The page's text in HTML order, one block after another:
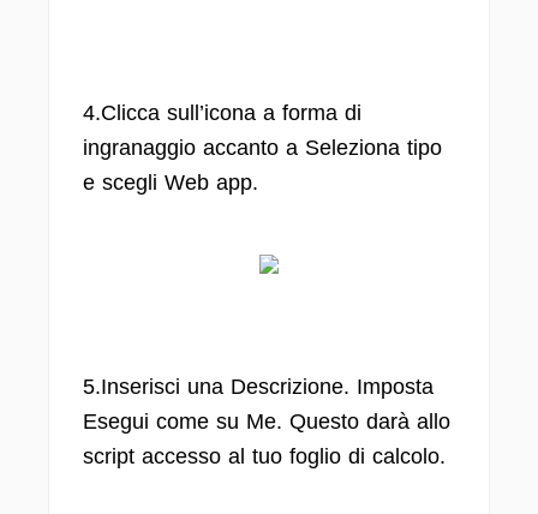
4.Clicca sull’icona a forma di
ingranaggio accanto a Seleziona tipo
e scegli Web app.
5.Inserisci una Descrizione. Imposta
Esegui come su Me. Questo darà allo
script accesso al tuo foglio di calcolo.